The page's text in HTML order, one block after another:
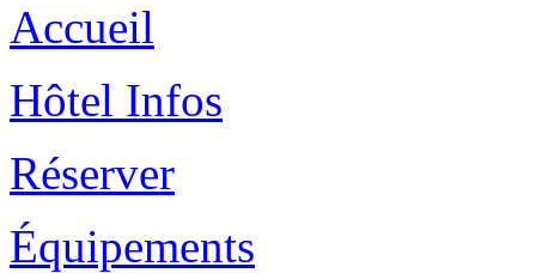
Accueil
Hôtel Infos
Réserver
Équipements